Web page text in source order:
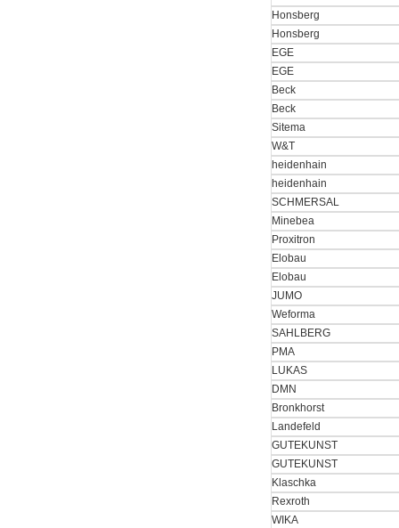
Honsberg
Honsberg
EGE
EGE
Beck
Beck
Sitema
W&T
heidenhain
heidenhain
SCHMERSAL
Minebea
Proxitron
Elobau
Elobau
JUMO
Weforma
SAHLBERG
PMA
LUKAS
DMN
Bronkhorst
Landefeld
GUTEKUNST
GUTEKUNST
Klaschka
Rexroth
WIKA